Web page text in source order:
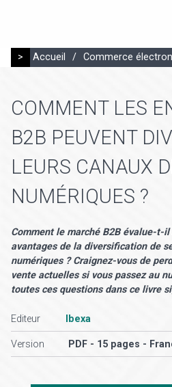
> Accueil / Commerce
COMMENT LES
B2B PEUVENT
LEURS CANAUX
NUMÉRIQUES ?
Comment le marché B2B évalue-t-
avantages de la diversification de
numériques ? Craignez-vous de
vente actuelles si vous passez au
toutes ces questions dans ce livre
Editeur Ibexa
Version PDF - 15 pages -